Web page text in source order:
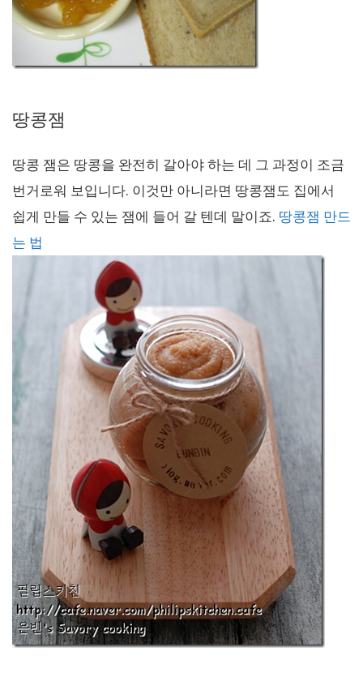
땅콩잼
땅콩 잼은 땅콩을 완전히 갈아야 하는 데 그 과정이 조금
번거로워 보입니다. 이것만 아니라면 땅콩잼도 집에서
쉽게 만들 수 있는 잼에 들어 갈 텐데 말이죠. 땅콩잼 만드
는 법